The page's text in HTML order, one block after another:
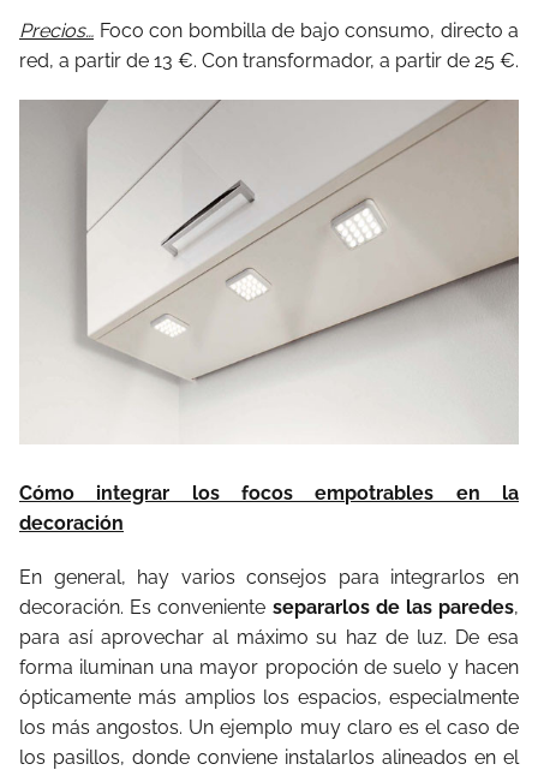
Precios… Foco con bombilla de bajo consumo, directo a
red, a partir de 13 €. Con transformador, a partir de 25 €.
Cómo integrar los focos empotrables en la
decoración
En general, hay varios consejos para integrarlos en
decoración. Es conveniente separarlos de las paredes,
para así aprovechar al máximo su haz de luz. De esa
forma iluminan una mayor propoción de suelo y hacen
ópticamente más amplios los espacios, especialmente
los más angostos. Un ejemplo muy claro es el caso de
los pasillos, donde conviene instalarlos alineados en el